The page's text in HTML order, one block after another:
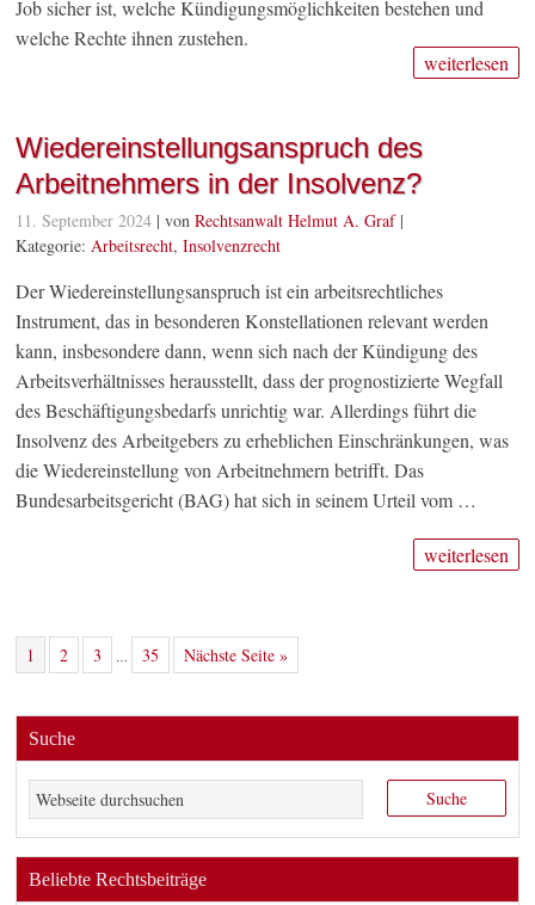
Job sicher ist, welche Kündigungsmöglichkeiten bestehen und
welche Rechte ihnen zustehen.
weiterlesen
Wiedereinstellungsanspruch des
Arbeitnehmers in der Insolvenz?
11. September 2024 | vonRechtsanwalt Helmut A. Graf|
Kategorie:Arbeitsrecht,Insolvenzrecht
Der Wiedereinstellungsanspruch ist ein arbeitsrechtliches
Instrument, das in besonderen Konstellationen relevant werden
kann, insbesondere dann, wenn sich nach der Kündigung des
Arbeitsverhältnisses herausstellt, dass der prognostizierte Wegfall
des Beschäftigungsbedarfs unrichtig war. Allerdings führt die
Insolvenz des Arbeitgebers zu erheblichen Einschränkungen, was
die Wiedereinstellung von Arbeitnehmern betrifft. Das
Bundesarbeitsgericht (BAG) hat sich in seinem Urteil vom …
weiterlesen
1 2 3 … 35 Nächste Seite »
Suche
Beliebte Rechtsbeiträge